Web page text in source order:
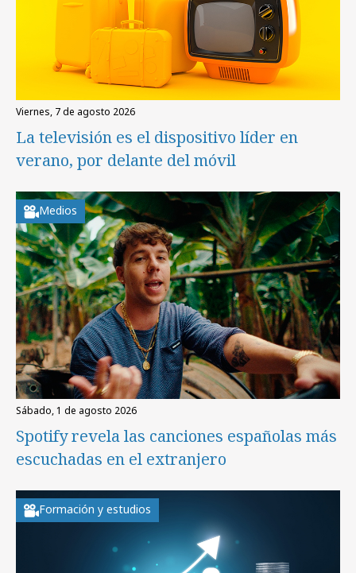
viernes, 7 de agosto 2026
La televisión es el dispositivo líder en
verano, por delante del móvil
Medios
sábado, 1 de agosto 2026
Spotify revela las canciones españolas más
escuchadas en el extranjero
Formación y estudios